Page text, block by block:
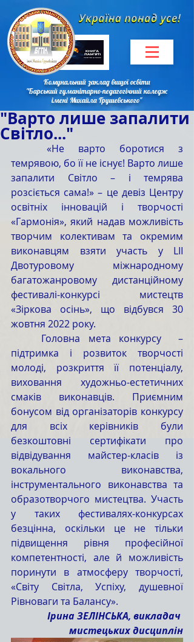
Комунальний заклад вищої освіти
"Барський гуманітарно-педагогічний коледж
імені Михайла Грушевського"
"Варто лише запалити
Світло..."
темрявою, бо її не існує! Варто лише
запалити Світло – і темрява
розсіється сама!» – це девіз Центру
освітніх інновацій і творчості
«Гармонія», який надав можливість
творчим колективам та окремим
виконавцям взяти участь у LІІ
Двотуровому міжнародному
багатожанровому дистанційному
фестивалі-конкурсі мистецтв
«Зіркова осінь», що відбувся 30
жовтня 2022 року.
підтримка і розвиток творчості
молоді, розкриття її потенціалу,
виховання художньо-естетичних
смаків виконавців. Приємним
бонусом від організаторів конкурсу
для всіх керівників були
безкоштовні сертифікати про
відвідування майстер-класів із
вокального виконавства,
інструментального виконавства та
образотворчого мистецтва. Участь
у таких фестивалях-конкурсах
безцінна, оскільки це не тільки
підвищення рівня професійної
компетентності, але й можливість
поринути в атмосферу творчості,
«Світу Світла, Успіху, душевної
Рівноваги та Балансу».
Ірина ЗЕЛІНСЬКА, викладач
мистецьких дисциплін